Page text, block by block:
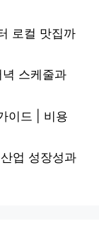
로컬 맛집까
스케줄과
이드 | 비용
업 성장성과